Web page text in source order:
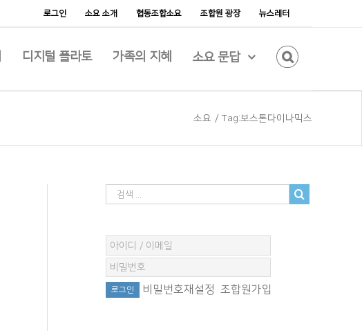
로그인 소요 소개 협동조합소요 조합원 광장 뉴스레터
디지털 플라토 가족의 지혜 소요 문답
소요 / Tag:보스톤다이나믹스
비밀번호재설정 조합원가입